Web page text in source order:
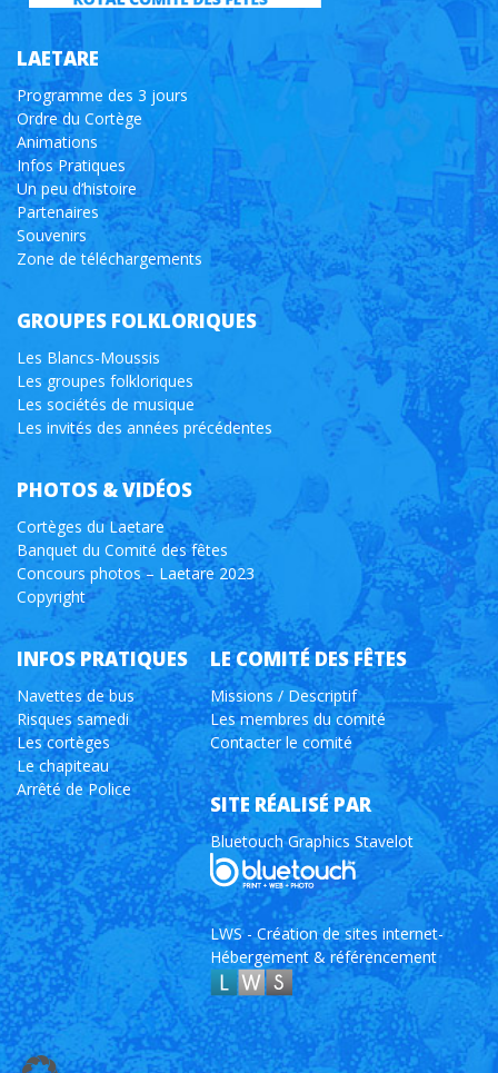
LAETARE
Programme des 3 jours
Ordre du Cortège
Animations
Infos Pratiques
Un peu d’histoire
Partenaires
Souvenirs
Zone de téléchargements
GROUPES FOLKLORIQUES
Les Blancs-Moussis
Les groupes folkloriques
Les sociétés de musique
Les invités des années précédentes
PHOTOS & VIDÉOS
Cortèges du Laetare
Banquet du Comité des fêtes
Concours photos – Laetare 2023
Copyright
INFOS PRATIQUES
Navettes de bus
Risques samedi
Les cortèges
Le chapiteau
Arrêté de Police
LE COMITÉ DES FÊTES
Missions / Descriptif
Les membres du comité
Contacter le comité
SITE RÉALISÉ PAR
Bluetouch Graphics Stavelot
LWS - Création de sites internet-
Hébergement & référencement